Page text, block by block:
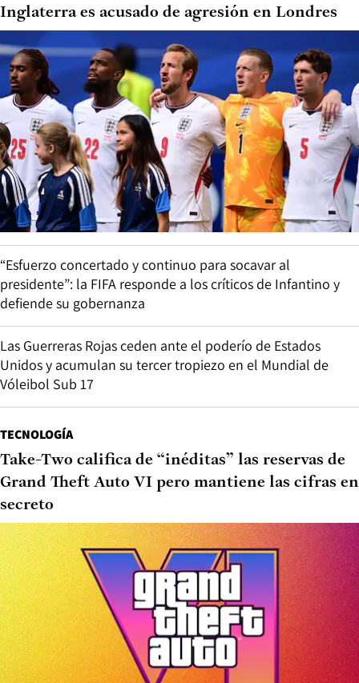
Inglaterra es acusado de agresión en Londres
“Esfuerzo concertado y continuo para socavar al
presidente”: la FIFA responde a los críticos de Infantino y
defiende su gobernanza
Las Guerreras Rojas ceden ante el poderío de Estados
Unidos y acumulan su tercer tropiezo en el Mundial de
Vóleibol Sub 17
TECNOLOGÍA
Take-Two califica de “inéditas” las reservas de
Grand Theft Auto VI pero mantiene las cifras en
secreto